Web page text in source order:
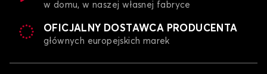
w domu, w naszej własnej fabryce
OFICJALNY DOSTAWCA PRODUCENTA
głównych europejskich marek